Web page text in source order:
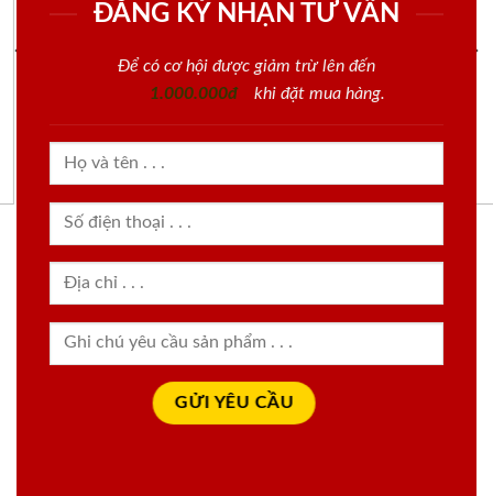
ĐĂNG KÝ NHẬN TƯ VẤN
Để có cơ hội được giảm trừ lên đến
1.000.000đ
khi đặt mua hàng.